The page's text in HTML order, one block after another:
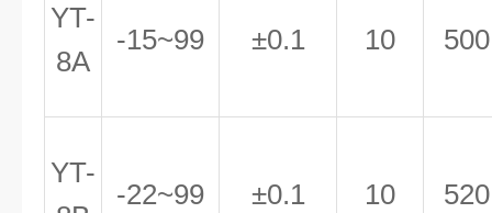
YT-
8A
-15~99 ±0.1 10 500
YT-
-22~99 ±0.1 10 520